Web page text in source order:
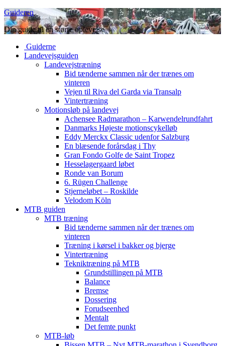
Guideren
Din guide til en større oplevelse
Guiderne
Landevejsguiden
Landevejstræning
Bid tænderne sammen når der trænes om
vinteren
Vejen til Riva del Garda via Transalp
Vintertræning
Motionsløb på landevej
Achensee Radmarathon – Karwendelrundfahrt
Danmarks Højeste motionscykelløb
Eddy Merckx Classic udenfor Salzburg
En blæsende forårsdag i Thy
Gran Fondo Golfe de Saint Tropez
Hesselagergaard løbet
Ronde van Borum
6. Rügen Challenge
Stjerneløbet – Roskilde
Velodom Köln
MTB guiden
MTB træning
Bid tænderne sammen når der trænes om
vinteren
Træning i kørsel i bakker og bjerge
Vintertræning
Tekniktræning på MTB
Grundstillingen på MTB
Balance
Bremse
Dossering
Forudseenhed
Mentalt
Det femte punkt
MTB-løb